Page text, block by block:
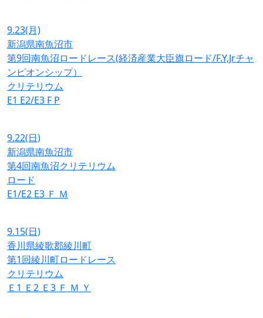
9.23(月)
新潟県南魚沼市
第9回南魚沼ロードレース(経済産業大臣旗ロード/F.Y,Jrチャ
ンピオンシップ）
クリテリウム
E1 E2/E3 F P
9.22(日)
新潟県南魚沼市
第4回南魚沼クリテリウム
ロード
E1/E2 E3 Ｆ Ｍ
9.15(日)
香川県綾歌郡綾川町
第1回綾川町ロードレース
クリテリウム
Ｅ1 Ｅ2 Ｅ3 Ｆ Ｍ Ｙ